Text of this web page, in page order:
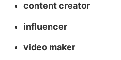
content creator
influencer
video maker